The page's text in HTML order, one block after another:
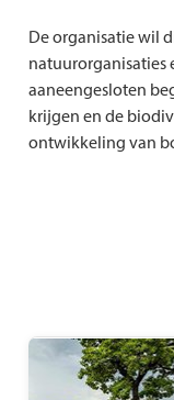
De organisatie wil
natuurorganisaties
aaneengesloten
krijgen en de
ontwikkeling van